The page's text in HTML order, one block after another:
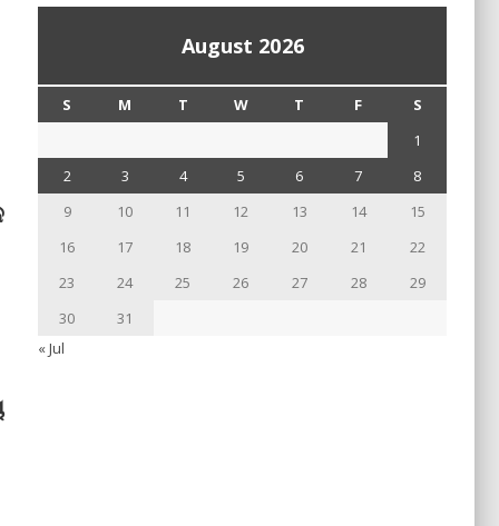
August 2026
S M T W T F
S
1
2
3 4 5 6 7
8
9
10 11 12 13 14
15
16
17 18 19 20 21
22
23
24 25 26 27 28
29
30
31
« Jul